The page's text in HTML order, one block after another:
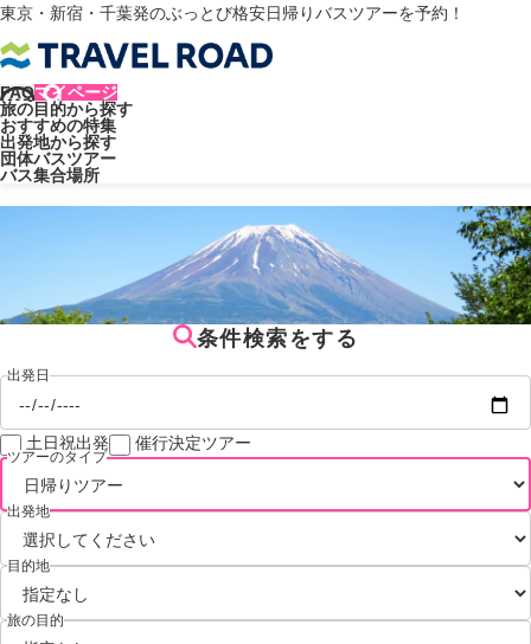
東京・新宿・千葉発のぶっとび格安日帰りバスツアーを予約！
FAQマイページ
旅の目的から探す
おすすめの特集
出発地から探す
団体バスツアー
バス集合場所
トラベルロード
出発地
条件検索をする
出発日
土日祝出発 催行決定ツアー
ツアーのタイプ
出発地
目的地
旅の目的